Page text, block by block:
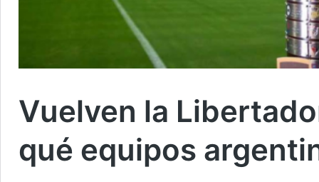
Vuelven la
qué equipos